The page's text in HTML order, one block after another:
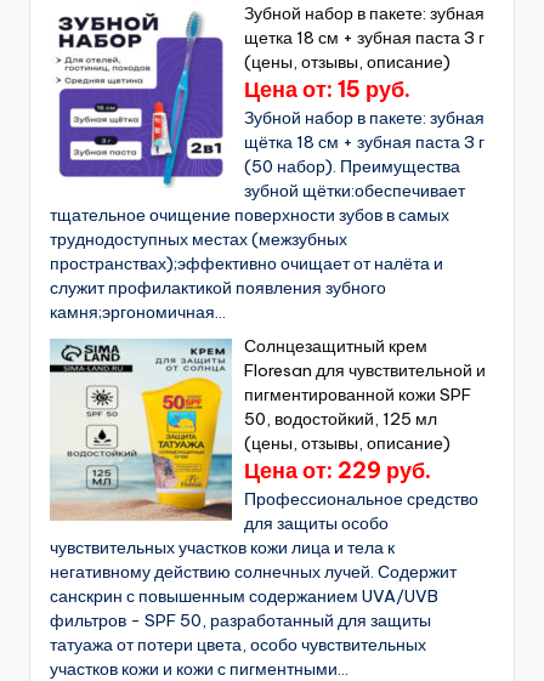
Зубной набор в пакете: зубная
щетка 18 см + зубная паста 3 г
(цены, отзывы, описание)
Цена от: 15 руб.
Зубной набор в пакете: зубная
щётка 18 см + зубная паста 3 г
(50 набор). Преимущества
зубной щётки:обеспечивает
тщательное очищение поверхности зубов в самых
труднодоступных местах (межзубных
пространствах);эффективно очищает от налёта и
служит профилактикой появления зубного
камня;эргономичная...
Солнцезащитный крем
Floresan для чувствительной и
пигментированной кожи SPF
50, водостойкий, 125 мл
(цены, отзывы, описание)
Цена от: 229 руб.
Профессиональное средство
для защиты особо
чувствительных участков кожи лица и тела к
негативному действию солнечных лучей. Содержит
санскрин с повышенным содержанием UVA/UVB
фильтров - SPF 50, разработанный для защиты
татуажа от потери цвета, особо чувствительных
участков кожи и кожи с пигментными...